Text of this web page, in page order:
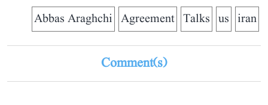
iran
us
Talks
Agreement
Abbas Araghchi
Comment(s)